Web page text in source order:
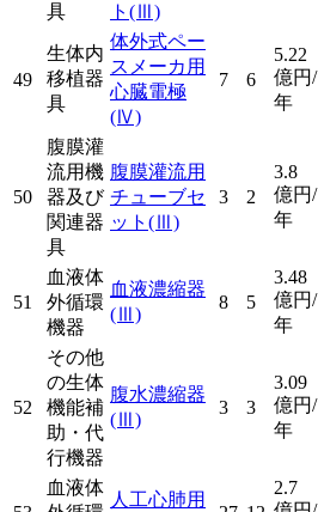
具
ト (Ⅲ)
49
生体内
移植器
具
体外式ペー
スメーカ用
心臓電極
(Ⅳ)
7 6
5.22
億円/
年
50
腹膜灌
流用機
器及び
関連器
具
腹膜灌流用
チューブセ
ット (Ⅲ)
3 2
3.8
億円/
年
51
血液体
外循環
機器
血液濃縮器
(Ⅲ)
8 5
3.48
億円/
年
52
その他
の生体
機能補
助・代
行機器
腹水濃縮器
(Ⅲ)
3 3
3.09
億円/
年
血液体
人工心肺用
2.7